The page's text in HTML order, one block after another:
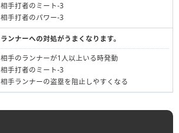
相手打者のミート-3
相手打者のパワー-3
ランナーへの対処がうまくなります。
相手のランナーが1人以上いる時発動
相手打者のミート-3
相手ランナーの盗塁を阻止しやすくなる